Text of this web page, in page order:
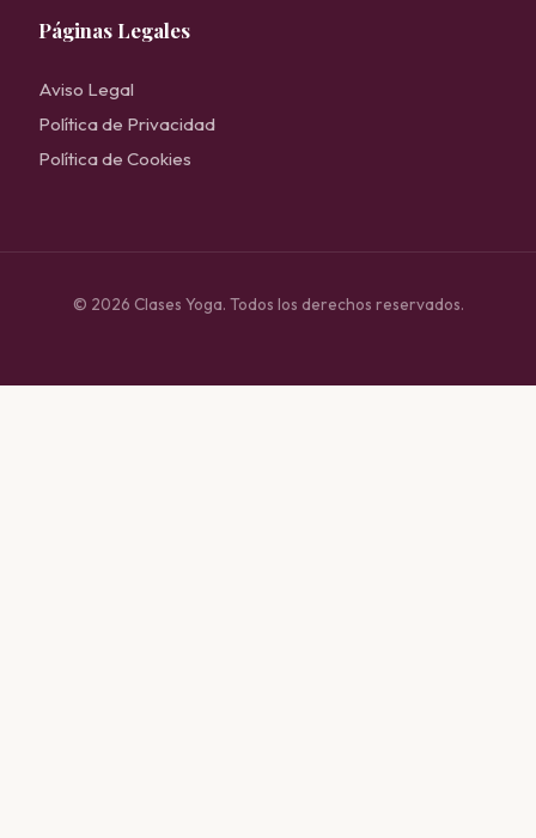
Páginas Legales
Aviso Legal
Política de Privacidad
Política de Cookies
© 2026 Clases Yoga. Todos los derechos reservados.